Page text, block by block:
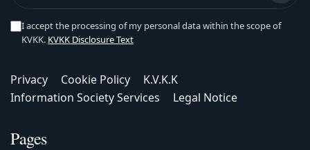
I accept the processing of my personal data within the scope of
KVKK. KVKK Disclosure Text
Privacy Cookie Policy
K.V.K.K
Information Society Services
Legal Notice
Pages